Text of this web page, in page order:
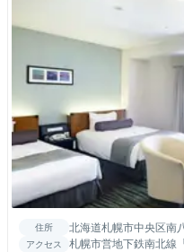
住所 北海道札幌市中央区南
アクセス
札幌市営地下鉄南北線